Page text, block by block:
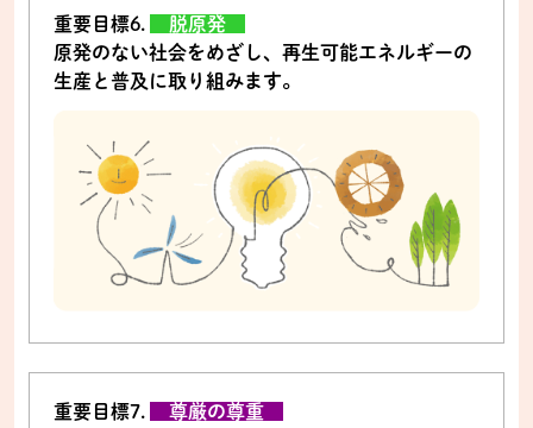
重要目標6.
脱原発
原発のない社会をめざし、再生可能エネルギーの
生産と普及に取り組みます。
重要目標7.
尊厳の尊重